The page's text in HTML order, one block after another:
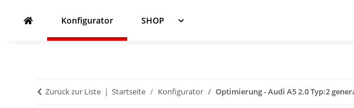
Konfigurator SHOP
Zurück zur Liste Startseite Konfigurator Optimierung - Audi A5 2.0 Typ:2